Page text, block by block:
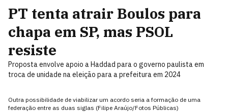
PT tenta atrair Boulos para
chapa em SP, mas PSOL
resiste
Proposta envolve apoio a Haddad para o governo paulista em
troca de unidade na eleição para a prefeitura em 2024
Outra possibilidade de viabilizar um acordo seria a formação de uma
federação entre as duas siglas (Filipe Araújo/Fotos Públicas)